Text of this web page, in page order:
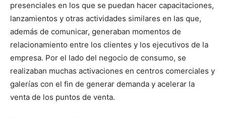
presenciales en los que se puedan hacer capacitaciones,
lanzamientos y otras actividades similares en las que,
además de comunicar, generaban momentos de
relacionamiento entre los clientes y los ejecutivos de la
empresa. Por el lado del negocio de consumo, se
realizaban muchas activaciones en centros comerciales y
galerías con el fin de generar demanda y acelerar la
venta de los puntos de venta.